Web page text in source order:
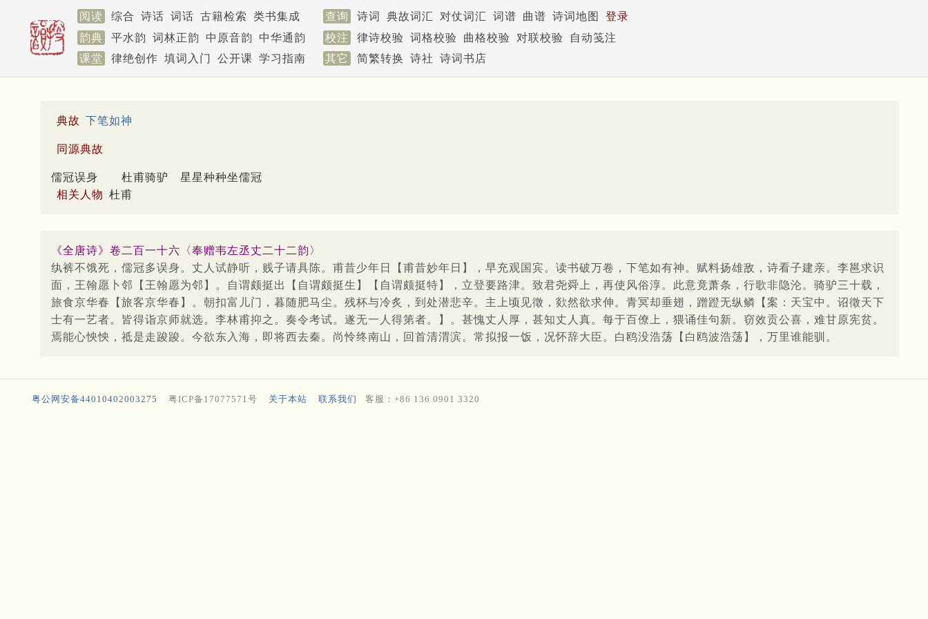
阅读 综合 诗话 词话 古籍检索 类书集成 查询 诗词 典故词汇 对仗词汇 词谱 曲谱 诗词地图
登录
韵典
平水韵 词林正韵 中原音韵 中华通韵 校注 律诗校验 词格校验 曲格校验 对联校验
自动笺注
课堂
律绝创作 填词入门 公开课 学习指南 其它 简繁转换 诗社 诗词书店
典故 下笔如神
同源典故
儒冠误身 杜甫骑驴
星星种种坐儒冠
相关人物 杜甫
《全唐诗》卷二百一十六〈奉赠韦左丞丈二十二韵〉
纨裤不饿死，儒冠多误身。丈人试静听，贱子请具陈。甫昔少年日【甫昔妙年日】，早充观国宾。读书破万卷，下笔如有神。赋料扬雄敌，诗看子建亲。李邕求识
面，王翰愿卜邻【王翰愿为邻】。自谓颇挺出【自谓颇挺生】【自谓颇挺特】，立登要路津。致君尧舜上，再使风俗淳。此意竟萧条，行歌非隐沦。骑驴三十载，
旅食京华春【旅客京华春】。朝扣富儿门，暮随肥马尘。残杯与冷炙，到处潜悲辛。主上顷见徵，欻然欲求伸。青冥却垂翅，蹭蹬无纵鳞【案：天宝中。诏徵天下
士有一艺者。皆得诣京师就选。李林甫抑之。奏令考试。遂无一人得第者。】。甚愧丈人厚，甚知丈人真。每于百僚上，猥诵佳句新。窃效贡公喜，难甘原宪贫。
焉能心怏怏，祗是走踆踆。今欲东入海，即将西去秦。尚怜终南山，回首清渭滨。常拟报一饭，况怀辞大臣。白鸥没浩荡【白鸥波浩荡】，万里谁能驯。
粤公网安备44010402003275 粤ICP备17077571号 关于本站 联系我们 客服：+86 136 0901 3320